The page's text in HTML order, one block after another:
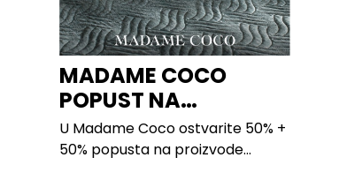
MADAME COCO
POPUST NA
PROIZVODE ZA
SPAVAĆU SOBU
U Madame Coco ostvarite 50% +
50% popusta na proizvode...